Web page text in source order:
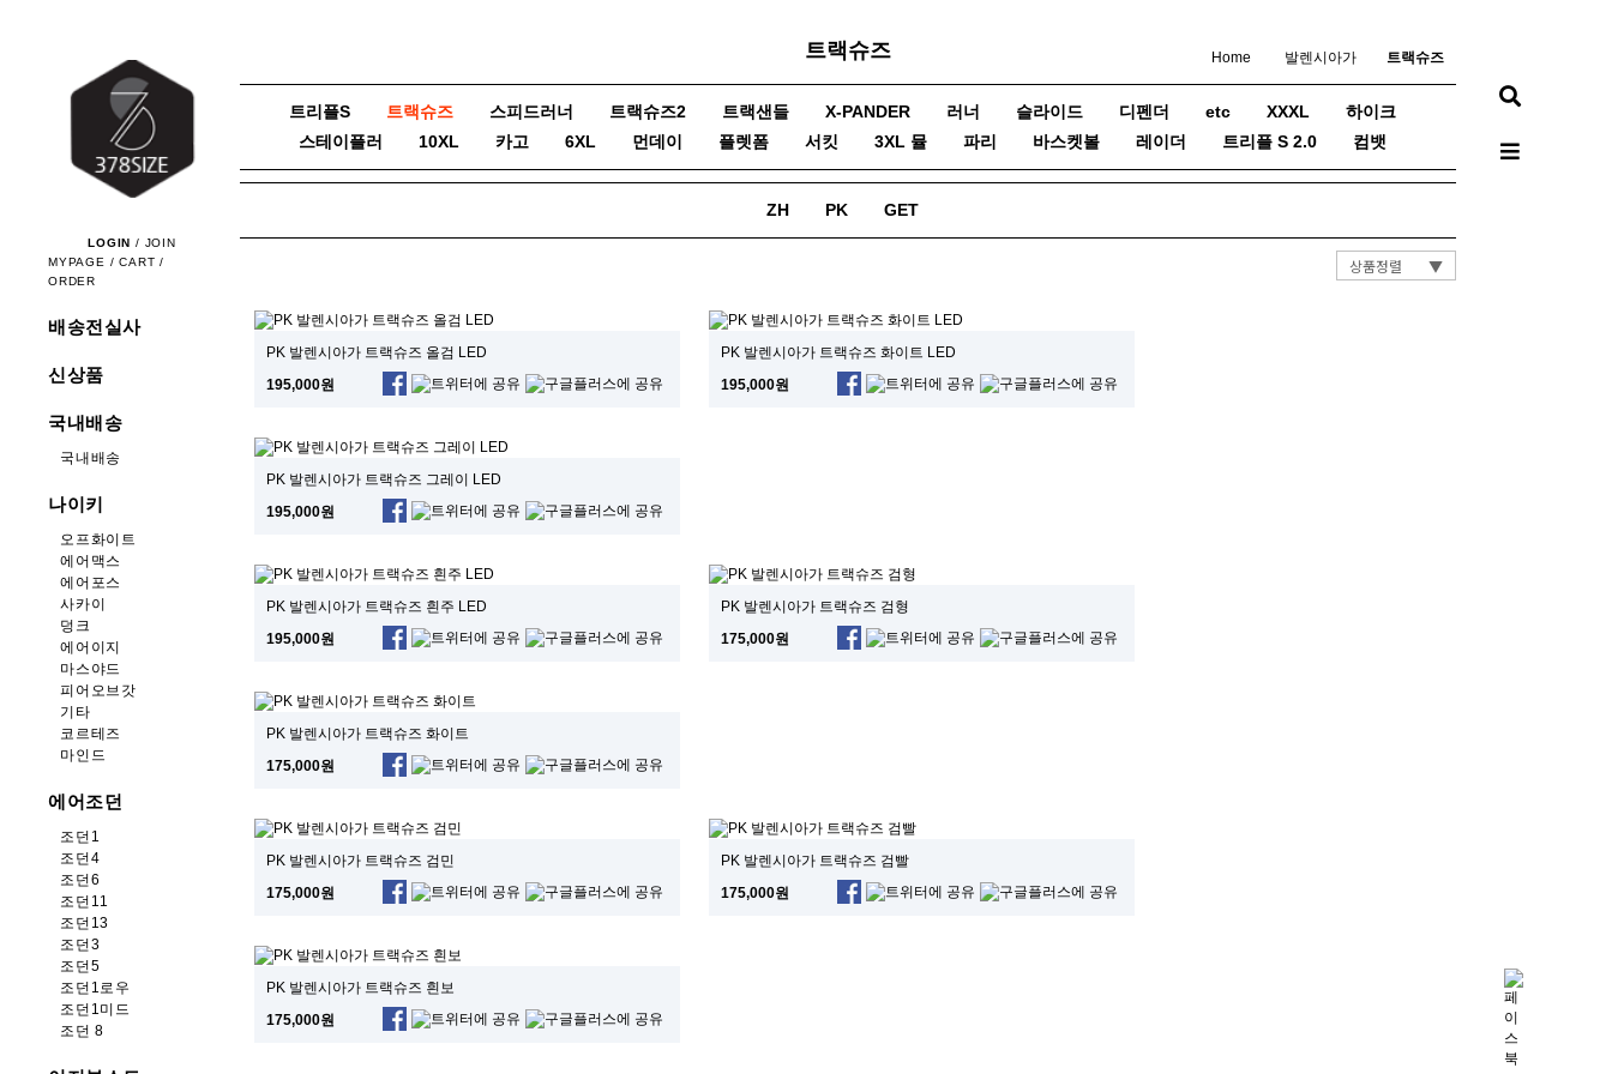
LOGIN / JOIN
MYPAGE /CART /
ORDER
배송전실사
신상품
국내배송
국내배송
나이키
오프화이트
에어맥스
에어포스
사카이
덩크
에어이지
마스야드
피어오브갓
기타
코르테즈
마인드
에어조던
조던1
조던4
조던6
조던11
조던13
조던3
조던5
조던1로우
조던1미드
조던 8
트랙슈즈 Home 발렌시아가 트랙슈즈
트리플S 트랙슈즈 스피드러너 트랙슈즈2 트랙샌들 X-PANDER 러너 슬라이드 디펜더 etc XXXL
하이크
스테이플러
10XL 카고 6XL 먼데이 플렛폼 서킷 3XL 뮬 파리 바스켓볼 레이더 트리플 S 2.0 컴뱃
ZH PK GET
상품정렬
PK 발렌시아가 트랙슈즈 올검 LED
195,000원
PK 발렌시아가 트랙슈즈 화이트 LED
195,000원
PK 발렌시아가 트랙슈즈 그레이 LED
195,000원
PK 발렌시아가 트랙슈즈 흰주 LED
195,000원
PK 발렌시아가 트랙슈즈 검형
175,000원
PK 발렌시아가 트랙슈즈 화이트
175,000원
PK 발렌시아가 트랙슈즈 검민
175,000원
PK 발렌시아가 트랙슈즈 검빨
175,000원
PK 발렌시아가 트랙슈즈 흰보
175,000원